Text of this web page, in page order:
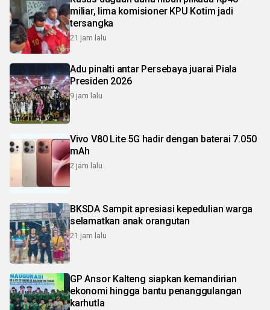
miliar, lima komisioner KPU Kotim jadi
tersangka
21 jam lalu
Adu pinalti antar Persebaya juarai Piala
Presiden 2026
9 jam lalu
Vivo V80 Lite 5G hadir dengan baterai 7.050
mAh
2 jam lalu
BKSDA Sampit apresiasi kepedulian warga
selamatkan anak orangutan
21 jam lalu
GP Ansor Kalteng siapkan kemandirian
ekonomi hingga bantu penanggulangan
karhutla